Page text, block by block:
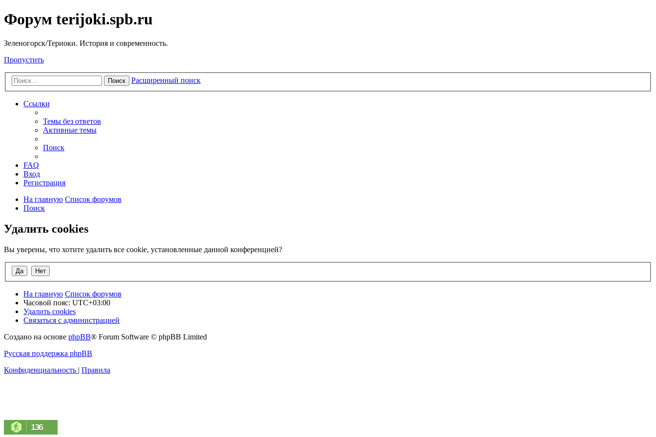
Форум terijoki.spb.ru
Зеленогорск/Териоки. История и современность.
Пропустить
Поиск Расширенный поиск
Ссылки
Темы без ответов
Активные темы
Поиск
FAQ
Вход
Регистрация
На главную Список форумов
Поиск
Удалить cookies
Вы уверены, что хотите удалить все cookie, установленные данной конференцией?
На главную Список форумов
Часовой пояс: UTC+03:00
Удалить cookies
Связаться с администрацией
Создано на основе phpBB® Forum Software © phpBB Limited
Русская поддержка phpBB
Конфиденциальность | Правила
136